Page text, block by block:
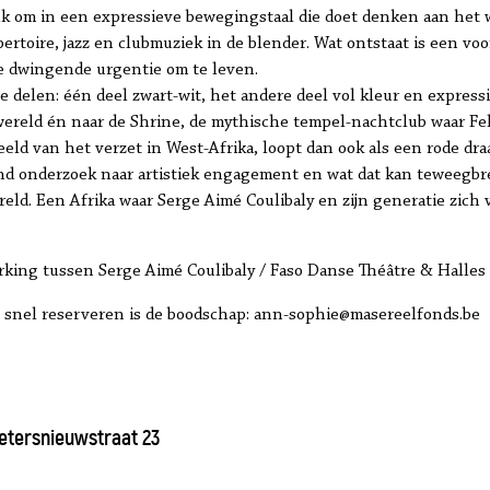
om in een expressieve bewegingstaal die doet denken aan het
jazz en clubmuziek in de blender. Wat ontstaat is een
dwingende urgentie om te leven.
delen: één deel zwart-wit, het andere deel vol kleur en
én naar de Shrine, de mythische tempel-nachtclub waar
van het verzet in West-Afrika, loopt dan ook als een rode
onderzoek naar artistiek engagement en wat dat kan
Een Afrika waar Serge Aimé Coulibaly en zijn generatie zich
tussen Serge Aimé Coulibaly / Faso Danse Théâtre & Halles
reserveren is de boodschap: ann-sophie@masereelfonds.be
23